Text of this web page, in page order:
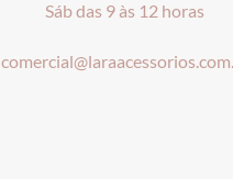
Sáb das 9 às 12 horas